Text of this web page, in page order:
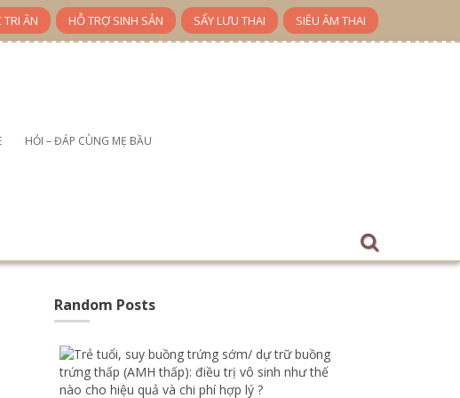
TRI ÂN HỖ TRỢ SINH SẢN SẨY LƯU THAI SIÊU ÂM THAI
HỎI – ĐÁP CÙNG MẸ BẦU
Random Posts